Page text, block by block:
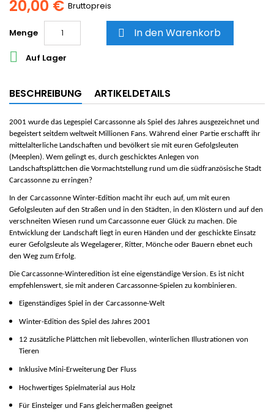
20,00 € Bruttopreis
Menge  In den Warenkorb
 Auf Lager
BESCHREIBUNG ARTIKELDETAILS
2001 wurde das Legespiel Carcassonne als Spiel des Jahres ausgezeichnet und
begeistert seitdem weltweit Millionen Fans. Während einer Partie erschafft ihr
mittelalterliche Landschaften und bevölkert sie mit euren Gefolgsleuten
(Meeplen). Wem gelingt es, durch geschicktes Anlegen von
Landschaftsplättchen die Vormachtstellung rund um die südfranzösische Stadt
Carcassonne zu erringen?
In der Carcassonne Winter-Edition macht ihr euch auf, um mit euren
Gefolgsleuten auf den Straßen und in den Städten, in den Klöstern und auf den
verschneiten Wiesen rund um Carcassonne euer Glück zu machen. Die
Entwicklung der Landschaft liegt in euren Händen und der geschickte Einsatz
eurer Gefolgsleute als Wegelagerer, Ritter, Mönche oder Bauern ebnet euch
den Weg zum Erfolg.
Die Carcassonne-Winteredition ist eine eigenständige Version. Es ist nicht
empfehlenswert, sie mit anderen Carcassonne-Spielen zu kombinieren.
Eigenständiges Spiel in der Carcassonne-Welt
Winter-Edition des Spiel des Jahres 2001
12 zusätzliche Plättchen mit liebevollen, winterlichen Illustrationen von
Tieren
Inklusive Mini-Erweiterung Der Fluss
Hochwertiges Spielmaterial aus Holz
Für Einsteiger und Fans gleichermaßen geeignet